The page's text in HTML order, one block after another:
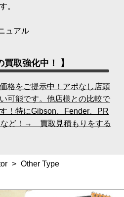
。
ュアル
買取強化中！ 】
格をご提示中！アポなし店頭
可能です。他店様との比較で
！特にGibson、Fender、PR
など！→ 買取見積もりをする
> Other Type